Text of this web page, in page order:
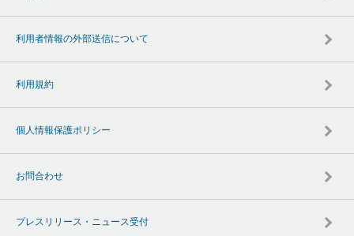
利用者情報の外部送信について
利用規約
個人情報保護ポリシー
お問合わせ
プレスリリース・ニュース受付